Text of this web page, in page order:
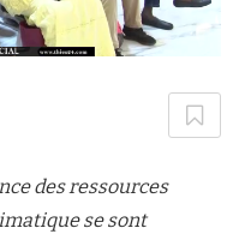
des ressources
se sont